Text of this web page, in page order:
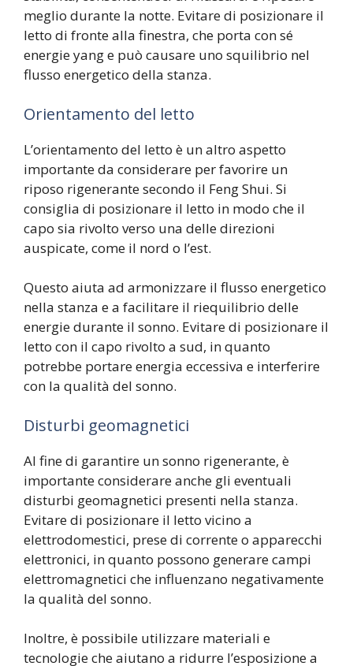
meglio durante la notte. Evitare di posizionare il
letto di fronte alla finestra, che porta con sé
energie yang e può causare uno squilibrio nel
flusso energetico della stanza.
Orientamento del letto
L’orientamento del letto è un altro aspetto
importante da considerare per favorire un
riposo rigenerante secondo il Feng Shui. Si
consiglia di posizionare il letto in modo che il
capo sia rivolto verso una delle direzioni
auspicate, come il nord o l’est.
Questo aiuta ad armonizzare il flusso energetico
nella stanza e a facilitare il riequilibrio delle
energie durante il sonno. Evitare di posizionare il
letto con il capo rivolto a sud, in quanto
potrebbe portare energia eccessiva e interferire
con la qualità del sonno.
Disturbi geomagnetici
Al fine di garantire un sonno rigenerante, è
importante considerare anche gli eventuali
disturbi geomagnetici presenti nella stanza.
Evitare di posizionare il letto vicino a
elettrodomestici, prese di corrente o apparecchi
elettronici, in quanto possono generare campi
elettromagnetici che influenzano negativamente
la qualità del sonno.
Inoltre, è possibile utilizzare materiali e
tecnologie che aiutano a ridurre l’esposizione a